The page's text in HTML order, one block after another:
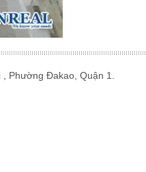
Phường Đakao, Quận 1.